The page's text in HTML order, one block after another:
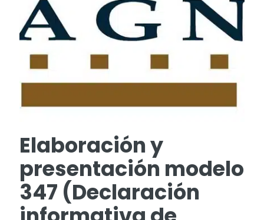
Elaboración y
presentación modelo
347 (Declaración